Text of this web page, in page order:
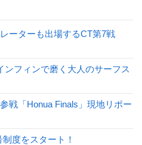
ーターも出場するCT第7戦
ンフィンで磨く大人のサーフス
戦「Honua Finals」現地リポー
度をスタート！